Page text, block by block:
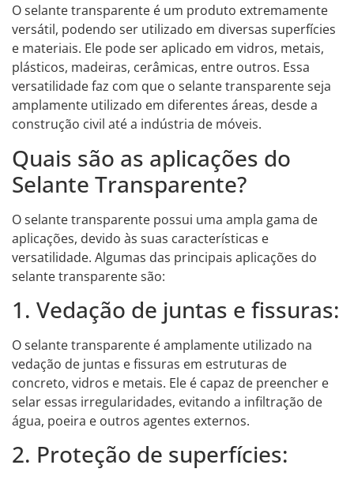
O selante transparente é um produto extremamente
versátil, podendo ser utilizado em diversas superfícies
e materiais. Ele pode ser aplicado em vidros, metais,
plásticos, madeiras, cerâmicas, entre outros. Essa
versatilidade faz com que o selante transparente seja
amplamente utilizado em diferentes áreas, desde a
construção civil até a indústria de móveis.
Quais são as aplicações do
Selante Transparente?
O selante transparente possui uma ampla gama de
aplicações, devido às suas características e
versatilidade. Algumas das principais aplicações do
selante transparente são:
1. Vedação de juntas e fissuras:
O selante transparente é amplamente utilizado na
vedação de juntas e fissuras em estruturas de
concreto, vidros e metais. Ele é capaz de preencher e
selar essas irregularidades, evitando a infiltração de
água, poeira e outros agentes externos.
2. Proteção de superfícies: